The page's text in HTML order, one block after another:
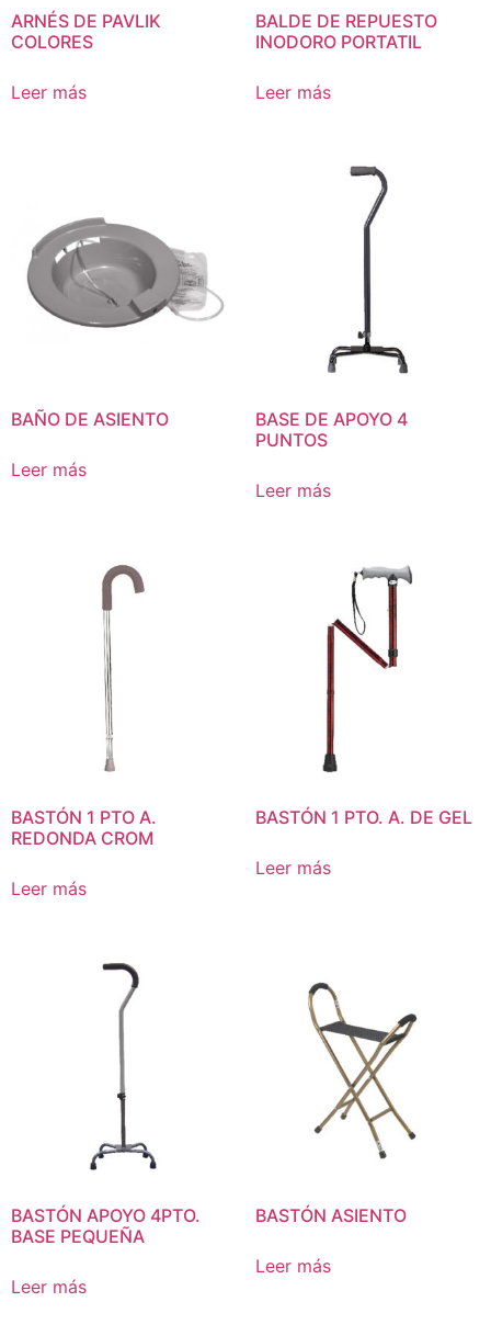
ARNÉS DE PAVLIK
COLORES
Leer más
BALDE DE REPUESTO
INODORO PORTATIL
Leer más
BAÑO DE ASIENTO
Leer más
BASE DE APOYO 4
PUNTOS
Leer más
BASTÓN 1 PTO A.
REDONDA CROM
Leer más
BASTÓN 1 PTO. A. DE GEL
Leer más
BASTÓN APOYO 4PTO.
BASE PEQUEÑA
Leer más
BASTÓN ASIENTO
Leer más